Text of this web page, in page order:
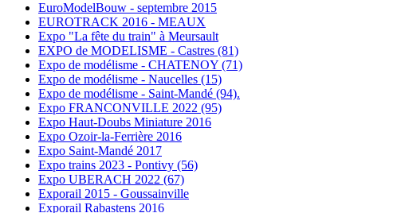
EuroModelBouw - septembre 2015
EUROTRACK 2016 - MEAUX
Expo "La fête du train" à Meursault
EXPO de MODELISME - Castres (81)
Expo de modélisme - CHATENOY (71)
Expo de modélisme - Naucelles (15)
Expo de modélisme - Saint-Mandé (94).
Expo FRANCONVILLE 2022 (95)
Expo Haut-Doubs Miniature 2016
Expo Ozoir-la-Ferrière 2016
Expo Saint-Mandé 2017
Expo trains 2023 - Pontivy (56)
Expo UBERACH 2022 (67)
Exporail 2015 - Goussainville
Exporail Rabastens 2016